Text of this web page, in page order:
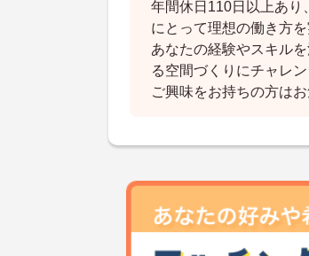
年間休日110日以上あり
にとって理想の働き方を
あなたの経験やスキル
る空間づくりにチャレ
ご興味をお持ちの方は